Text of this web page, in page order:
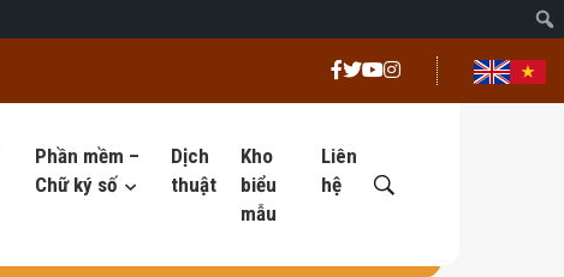
Phần mềm –
Chữ ký số
Dịch
thuật
Kho
biểu
mẫu
Liên
hệ